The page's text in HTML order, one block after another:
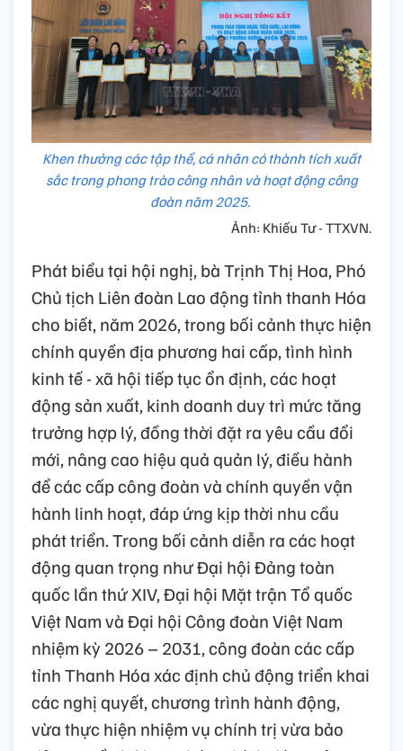
Khen thưởng các tập thể, cá nhân có thành tích xuất
sắc trong phong trào công nhân và hoạt động công
đoàn năm 2025.
Ảnh: Khiếu Tư - TTXVN.
Phát biểu tại hội nghị, bà Trịnh Thị Hoa, Phó
Chủ tịch Liên đoàn Lao động tỉnh thanh Hóa
cho biết, năm 2026, trong bối cảnh thực hiện
chính quyền địa phương hai cấp, tình hình
kinh tế - xã hội tiếp tục ổn định, các hoạt
động sản xuất, kinh doanh duy trì mức tăng
trưởng hợp lý, đồng thời đặt ra yêu cầu đổi
mới, nâng cao hiệu quả quản lý, điều hành
để các cấp công đoàn và chính quyền vận
hành linh hoạt, đáp ứng kịp thời nhu cầu
phát triển. Trong bối cảnh diễn ra các hoạt
động quan trọng như Đại hội Đảng toàn
quốc lần thứ XIV, Đại hội Mặt trận Tổ quốc
Việt Nam và Đại hội Công đoàn Việt Nam
nhiệm kỳ 2026 – 2031, công đoàn các cấp
tỉnh Thanh Hóa xác định chủ động triển khai
các nghị quyết, chương trình hành động,
vừa thực hiện nhiệm vụ chính trị vừa bảo